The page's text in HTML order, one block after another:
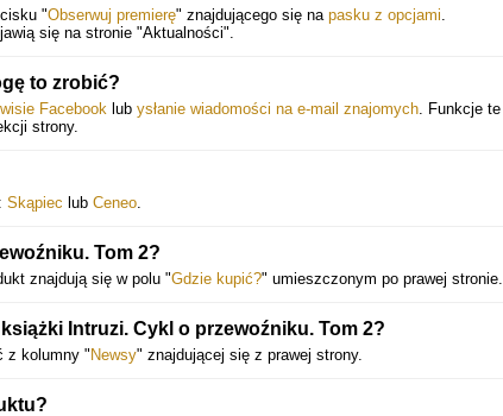
"Obserwuj premierę" znajdującego się na pasku z opcjami.
się na stronie "Aktualności".
to zrobić?
Facebook lub ysłanie wiadomości na e-mail znajomych. Funkcje te
strony.
Skąpiec lub Ceneo.
Tom 2?
znajdują się w polu "Gdzie kupić?" umieszczonym po prawej stronie.
Intruzi. Cykl o przewoźniku. Tom 2?
z kolumny "Newsy" znajdującej się z prawej strony.